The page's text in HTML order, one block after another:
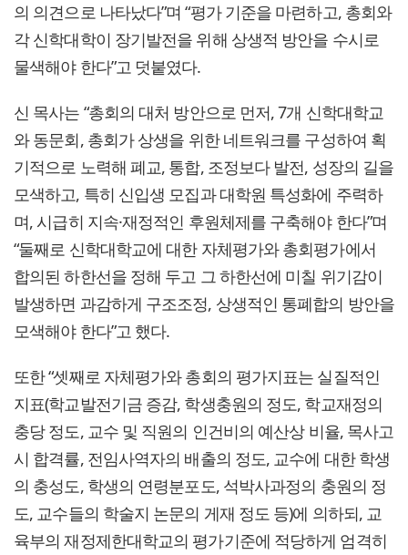
의 의견으로 나타났다”며 “평가 기준을 마련하고, 총회와
각 신학대학이 장기발전을 위해 상생적 방안을 수시로
물색해야 한다”고 덧붙였다.
신 목사는 “총회의 대처 방안으로 먼저, 7개 신학대학교
와 동문회, 총회가 상생을 위한 네트워크를 구성하여 획
기적으로 노력해 폐교, 통합, 조정보다 발전, 성장의 길을
모색하고, 특히 신입생 모집과 대학원 특성화에 주력하
며, 시급히 지속·재정적인 후원체제를 구축해야 한다”며
“둘째로 신학대학교에 대한 자체평가와 총회평가에서
합의된 하한선을 정해 두고 그 하한선에 미칠 위기감이
발생하면 과감하게 구조조정, 상생적인 통폐합의 방안을
모색해야 한다”고 했다.
또한 “셋째로 자체평가와 총회의 평가지표는 실질적인
지표(학교발전기금 증감, 학생충원의 정도, 학교재정의
충당 정도, 교수 및 직원의 인건비의 예산상 비율, 목사고
시 합격률, 전임사역자의 배출의 정도, 교수에 대한 학생
의 충성도, 학생의 연령분포도, 석박사과정의 충원의 정
도, 교수들의 학술지 논문의 게재 정도 등)에 의하되, 교
육부의 재정제한대학교의 평가기준에 적당하게 엄격히